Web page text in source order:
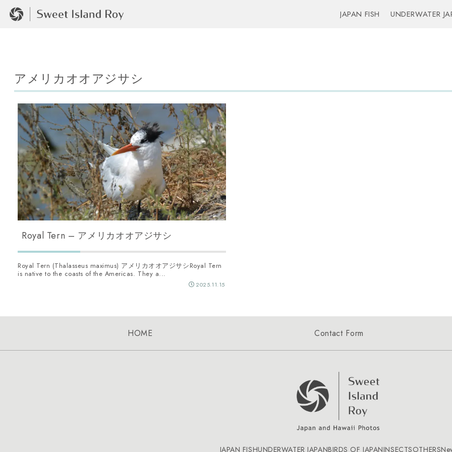
JAPAN FISH UNDERWATER
アメリカオオアジサシ
Royal Tern – アメリカオオアジサシ
Royal Tern (Thalasseus maximus) アメリカオオアジサシRoyal Tern
is native to the coasts of the Americas. They a...
2025.11.15
HOME Contact Form
JAPAN FISHUNDERWATER JAPANBIRDS OF JAPANINSECTSOTHERS